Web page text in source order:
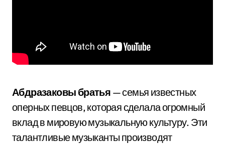
Абдразаковы братья — семья известных
оперных певцов, которая сделала огромный
вклад в мировую музыкальную культуру. Эти
талантливые музыканты производят